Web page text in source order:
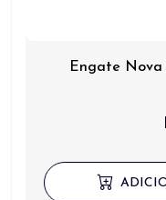
Engate Nova